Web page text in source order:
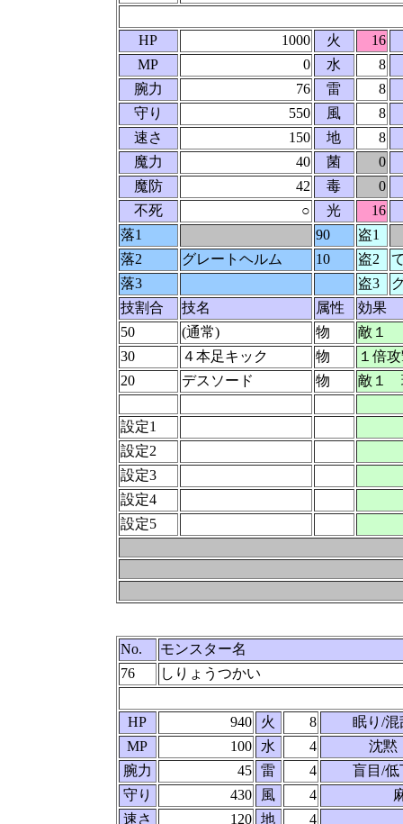
HP 1000 火
16
MP
0 水
8
腕力
76 雷
8
守り
550 風
8
速さ
150 地
8
魔力
40 菌
0
魔防
42 毒
0
不死
○ 光
16
落1
90
盗1
落2
グレートヘルム 10 盗2
落3
盗3
技割合
技名 属性
効果
50
(通常) 物
敵１
30
４本足キック 物
１倍
20
デスソード 物 敵１
設定1
設定2
設定3
設定4
設定5
No.
モンスター名
76
しりょうつかい
HP 940 火 8
眠り/混
MP
100 水 4
沈黙
腕力
45 雷 4
盲目/低
守り
430 風 4
速さ
120 地
4